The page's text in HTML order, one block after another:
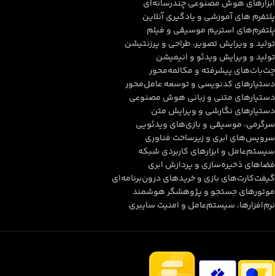
ابزارهای هوش مصنوعی چندرسانه‌ای
پلتفرم های آموزشی و یادگیری آنلاین
پلتفرم‌های استریم موسیقی و فیلم
تولید و ویرایش تصویر، طراحی و پرزنتیشن
تولید و ویرایش ویدئو و انیمیشن
چت‌بات‌های پیشرفته و مکالمه‌محور
دستیارهای کدنویسی و توسعه عامل‌محور
دستیارهای متنی و زبانی هوش مصنوعی
دستیارهای نگارشی و ویرایش متن
سرگرمی، موسیقی و بازی‌های ویدئویی
سرویس‌های ابری و زیرساخت فناوری
سیستم‌عامل و ابزارهای کاربردی شبکه
فضاهای ذخیره‌سازی و پردازش ابری
گیفت‌کارت‌های بازی و خریدهای درون‌برنامه‌ای
موتورهای جستجو و پژوهشگر هوشمند
نرم‌افزارها، سیستم‌عامل و امنیت سایبری